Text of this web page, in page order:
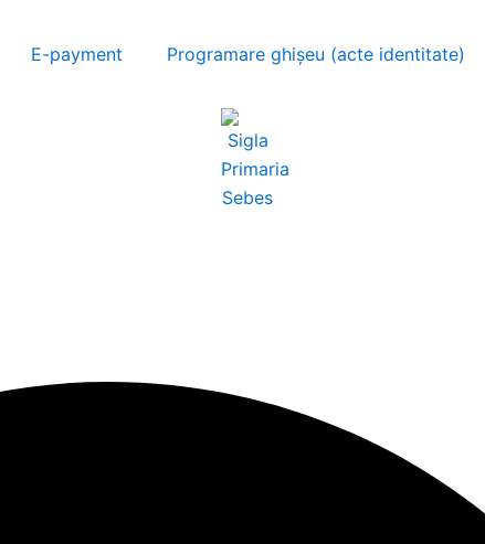
E-payment Programare ghișeu (acte identitate)